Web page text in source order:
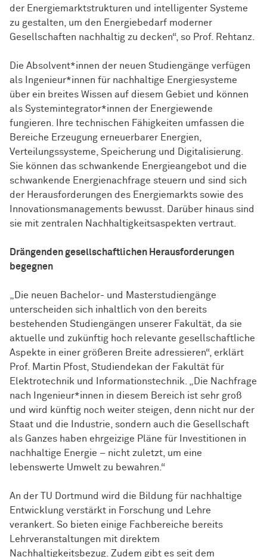
der Energiemarktstrukturen und intelligenter Systeme
zu gestalten, um den Energiebedarf moderner
Gesellschaften nachhaltig zu decken“, so Prof. Rehtanz.
Die Absolvent*innen der neuen Studiengänge verfügen
als Ingenieur*innen für nachhaltige Energiesysteme
über ein breites Wissen auf diesem Gebiet und können
als Systemintegrator*innen der Energiewende
fungieren. Ihre technischen Fähigkeiten umfassen die
Bereiche Erzeugung erneuerbarer Energien,
Verteilungssysteme, Speicherung und Digitalisierung.
Sie können das schwankende Energieangebot und die
schwankende Energienachfrage steuern und sind sich
der Herausforderungen des Energiemarkts sowie des
Innovationsmanagements bewusst. Darüber hinaus sind
sie mit zentralen Nachhaltigkeitsaspekten vertraut.
Drängenden gesellschaftlichen Herausforderungen
begegnen
„Die neuen Bachelor- und Masterstudiengänge
unterscheiden sich inhaltlich von den bereits
bestehenden Studiengängen unserer Fakultät, da sie
aktuelle und zukünftig hoch relevante gesellschaftliche
Aspekte in einer größeren Breite adressieren“, erklärt
Prof. Martin Pfost, Studiendekan der Fakultät für
Elektrotechnik und Informationstechnik. „Die Nachfrage
nach Ingenieur*innen in diesem Bereich ist sehr groß
und wird künftig noch weiter steigen, denn nicht nur der
Staat und die Industrie, sondern auch die Gesellschaft
als Ganzes haben ehrgeizige Pläne für Investitionen in
nachhaltige Energie – nicht zuletzt, um eine
lebenswerte Umwelt zu bewahren.“
An der TU Dortmund wird die Bildung für nachhaltige
Entwicklung verstärkt in Forschung und Lehre
verankert. So bieten einige Fachbereiche bereits
Lehrveranstaltungen mit direktem
Nachhaltigkeitsbezug. Zudem gibt es seit dem